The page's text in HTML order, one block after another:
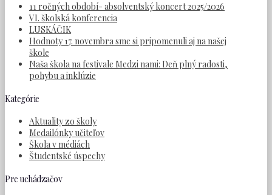
11 ročných období- absolventský koncert 2025/2026
VI. školská konferencia
LUSKÁČIK
Hodnoty 17. novembra sme si pripomenuli aj na našej
škole
Naša škola na festivale Medzi nami: Deň plný radosti,
pohybu a inklúzie
Kategórie
Aktuality zo školy
Medailónky učiteľov
Škola v médiách
Študentské úspechy
Pre uchádzačov